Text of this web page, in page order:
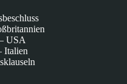
USA
Italien